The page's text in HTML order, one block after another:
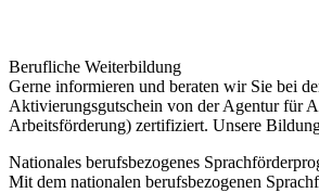
Berufliche Weiterbildung
Gerne informieren und beraten wir Sie bei
Aktivierungsgutschein von der Agentur für
Arbeitsförderung) zertifiziert. Unsere
Nationales berufsbezogenes
Mit dem nationalen berufsbezogenen